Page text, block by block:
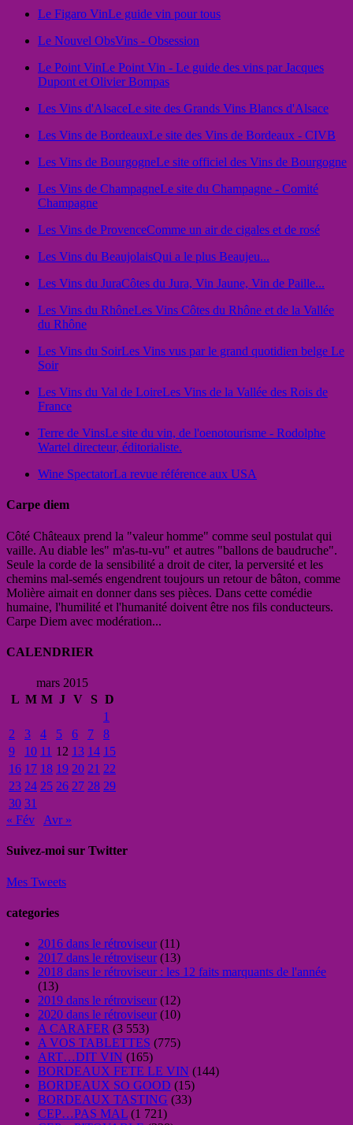
Le Figaro VinLe guide vin pour tous
Le Nouvel ObsVins - Obsession
Le Point VinLe Point Vin - Le guide des vins par Jacques
Dupont et Olivier Bompas
Les Vins d'AlsaceLe site des Grands Vins Blancs d'Alsace
Les Vins de BordeauxLe site des Vins de Bordeaux - CIVB
Les Vins de BourgogneLe site officiel des Vins de Bourgogne
Les Vins de ChampagneLe site du Champagne - Comité
Champagne
Les Vins de ProvenceComme un air de cigales et de rosé
Les Vins du BeaujolaisQui a le plus Beaujeu...
Les Vins du JuraCôtes du Jura, Vin Jaune, Vin de Paille...
Les Vins du RhôneLes Vins Côtes du Rhône et de la Vallée
du Rhône
Les Vins du SoirLes Vins vus par le grand quotidien belge Le
Soir
Les Vins du Val de LoireLes Vins de la Vallée des Rois de
France
Terre de VinsLe site du vin, de l'oenotourisme - Rodolphe
Wartel directeur, éditorialiste.
Wine SpectatorLa revue référence aux USA
Carpe diem
Côté Châteaux prend la "valeur homme" comme seul postulat qui
vaille. Au diable les" m'as-tu-vu" et autres "ballons de baudruche".
Seule la corde de la sensibilité a droit de citer, la perversité et les
chemins mal-semés engendrent toujours un retour de bâton, comme
Molière aimait en donner dans ses pièces. Dans cette comédie
humaine, l'humilité et l'humanité doivent être nos fils conducteurs.
Carpe Diem avec modération...
CALENDRIER
mars 2015
L M M J V S D
1
2
3 4 5 6 7
8
9
10 11 12 13 14 15
16 17 18 19 20 21 22
23 24 25 26 27 28 29
30 31
« Fév
Avr »
Suivez-moi sur Twitter
Mes Tweets
categories
2016 dans le rétroviseur(11)
2017 dans le rétroviseur(13)
2018 dans le rétroviseur : les 12 faits marquants de l'année
(13)
2019 dans le rétroviseur(12)
2020 dans le rétroviseur(10)
A CARAFER (3 553)
A VOS TABLETTES (775)
ART…DIT VIN (165)
BORDEAUX FETE LE VIN (144)
BORDEAUX SO GOOD (15)
BORDEAUX TASTING (33)
CEP…PAS MAL (1 721)